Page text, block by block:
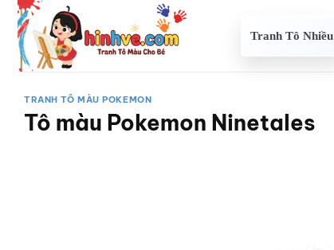
qua
dung
Tranh Tô Nhiều
TRANH TÔ MÀU POKEMON
Tô màu Pokemon Ninetales